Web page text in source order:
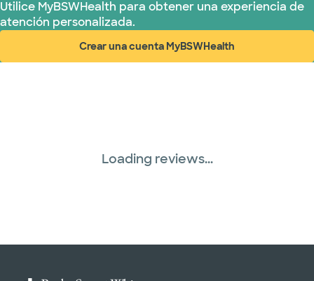
Utilice MyBSWHealth para obtener una experiencia de
atención personalizada.
Crear una cuenta MyBSWHealth
(abre en ventana nueva)
Loading reviews...